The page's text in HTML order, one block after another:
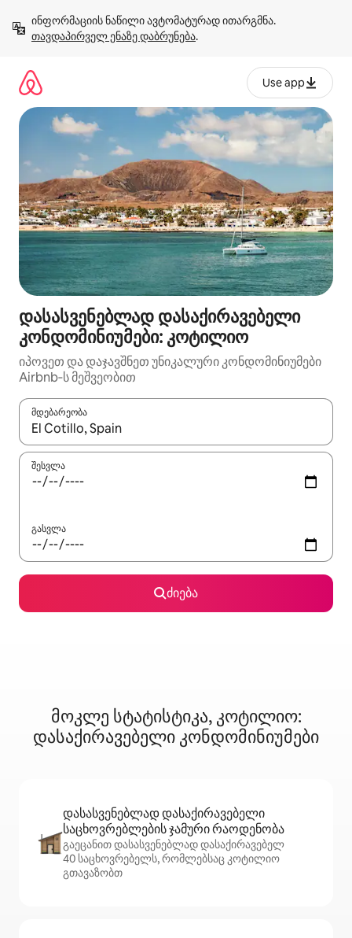
გადასვლა
თავდაპირველ ენაზე დაბრუნება.
Use app
დასასვენებლად დასაქირავებელი
კონდომინიუმები: კოტილიო
იპოვეთ და დაჯავშნეთ უნიკალური კონდომინიუმები
Airbnb‑ს მეშვეობით
მდებარეობა
როცა შედეგები ხელმისაწვდომი გახდება, ნავიგაციისთვის
შესვლა
გასვლა
ძიება
მოკლე სტატისტიკა, კოტილიო:
დასაქირავებელი კონდომინიუმები
დასასვენებლად დასაქირავებელი
საცხოვრებლების ჯამური რაოდენობა
გაეცანით დასასვენებლად დასაქირავებელ
40 საცხოვრებელს, რომლებსაც კოტილიო
გთავაზობთ